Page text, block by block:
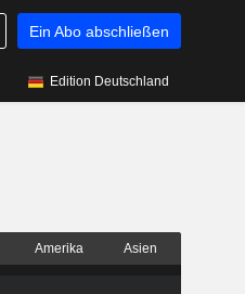
Ein Abo abschließen
Edition Deutschland
Amerika Asien